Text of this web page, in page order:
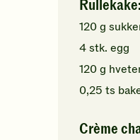
Rullekake:
120g
4stk. egg
120g
0,25 ts
Crème